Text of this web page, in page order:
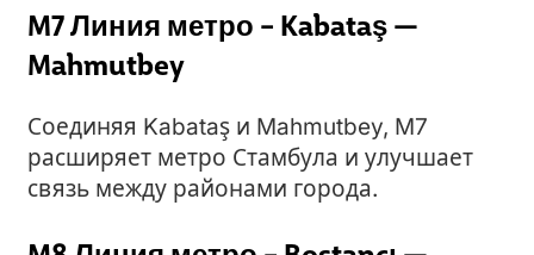
M7 Линия метро – Kabataş —
Mahmutbey
Соединяя Kabataş и Mahmutbey, M7
расширяет метро Стамбула и улучшает
связь между районами города.